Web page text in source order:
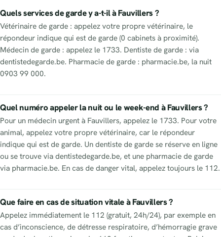
Quels services de garde y a-t-il à Fauvillers ?
Vétérinaire de garde : appelez votre propre vétérinaire, le
répondeur indique qui est de garde (0 cabinets à proximité).
Médecin de garde : appelez le 1733. Dentiste de garde : via
dentistedegarde.be. Pharmacie de garde : pharmacie.be, la nuit
0903 99 000.
Quel numéro appeler la nuit ou le week-end à Fauvillers ?
Pour un médecin urgent à Fauvillers, appelez le 1733. Pour votre
animal, appelez votre propre vétérinaire, car le répondeur
indique qui est de garde. Un dentiste de garde se réserve en ligne
ou se trouve via dentistedegarde.be, et une pharmacie de garde
via pharmacie.be. En cas de danger vital, appelez toujours le 112.
Que faire en cas de situation vitale à Fauvillers ?
Appelez immédiatement le 112 (gratuit, 24h/24), par exemple en
cas d’inconscience, de détresse respiratoire, d’hémorragie grave